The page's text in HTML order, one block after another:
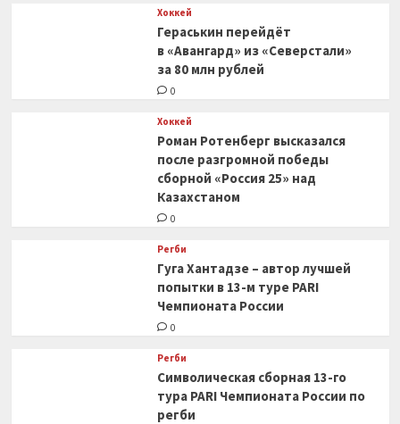
спортивным
директором
Хоккей
Гераськин перейдёт
в «Авангард» из «Северстали»
за 80 млн рублей
0
Хоккей
Роман Ротенберг высказался
после разгромной победы
сборной «Россия 25» над
Казахстаном
0
Регби
Гуга Хантадзе – автор лучшей
попытки в 13-м туре PARI
Чемпионата России
0
Регби
Символическая сборная 13-го
тура PARI Чемпионата России по
регби